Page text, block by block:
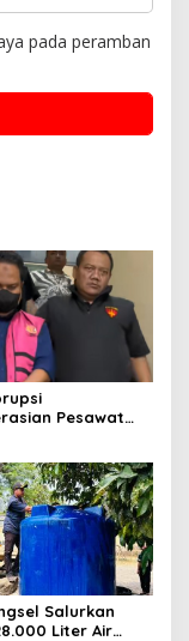
pada peramban
Pesawat
Salurkan
Liter Air